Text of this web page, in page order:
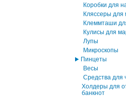
Коробки для
Кляссеры для
Клеммташи
Кулисы для
Лупы
Микроскопы
Пинцеты
Весы
Средства для
Холдеры для
банкнот